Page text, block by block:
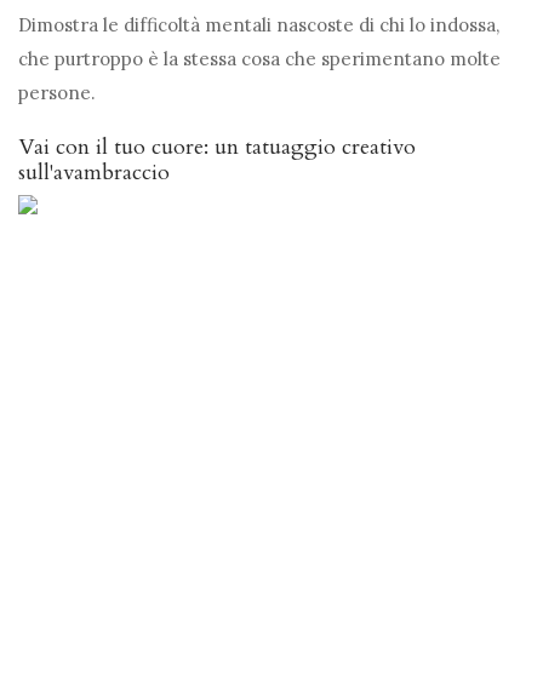
Dimostra le difficoltà mentali nascoste di chi lo indossa,
che purtroppo è la stessa cosa che sperimentano molte
persone.
Vai con il tuo cuore: un tatuaggio creativo
sull'avambraccio